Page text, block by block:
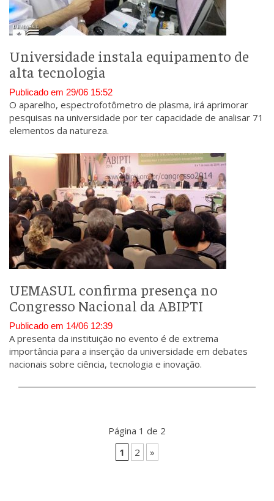
Universidade instala equipamento de
alta tecnologia
Publicado em 29/06 15:52
O aparelho, espectrofotômetro de plasma, irá aprimorar
pesquisas na universidade por ter capacidade de analisar 71
elementos da natureza.
UEMASUL confirma presença no
Congresso Nacional da ABIPTI
Publicado em 14/06 12:39
A presenta da instituição no evento é de extrema
importância para a inserção da universidade em debates
nacionais sobre ciência, tecnologia e inovação.
Página 1 de 2
1
2 »